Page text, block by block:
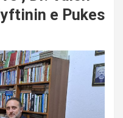
e Pukes